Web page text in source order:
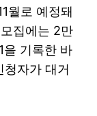
월로 예정돼
집에는 2만
기록한 바
자가 대거